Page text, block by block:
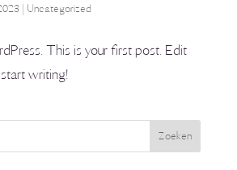
| Uncategorized
This is your first post. Edit
writing!
Zoeken